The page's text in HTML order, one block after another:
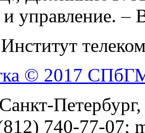
управле­ние.–
© 2017
740-77-07;